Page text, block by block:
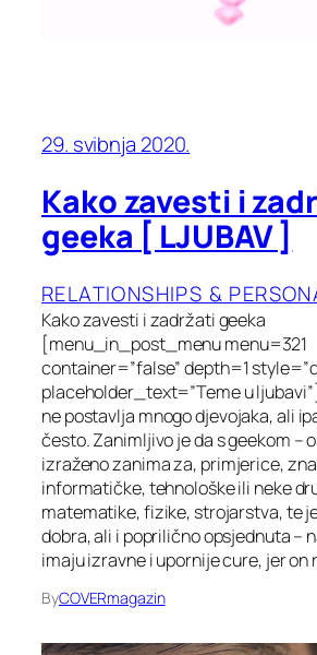
29. svibnja 2020.
Kako zavesti i
geeka [ LJUBAV ]
RELATIONSHIPS &
Kako zavesti i zadržati geeka
[menu_in_post_menu menu=321
container=”false” depth=1
placeholder_text=”Teme u
ne postavlja mnogo djevojaka, ali
često. Zanimljivo je da s geekom –
izraženo zanima za, primjerice,
informatičke, tehnološke ili neke
matematike, fizike, strojarstva, te
dobra, ali i poprilično opsjednuta –
imaju izravne i upornije cure, jer on
ByCOVERmagazin